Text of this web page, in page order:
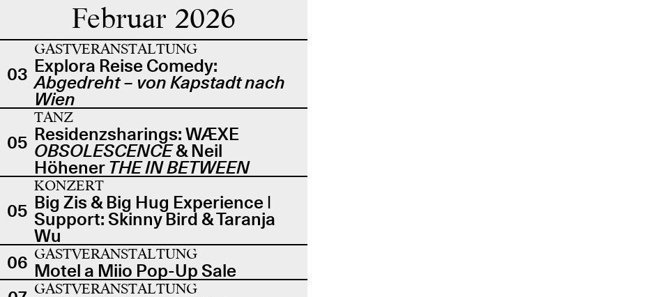
Februar 2026
03
GASTVERANSTALTUNG
Explora Reise Comedy:
Abgedreht – von Kapstadt nach
Wien
05
TANZ
Residenzsharings: WÆXE
OBSOLESCENCE& Neil
Höhener THE IN BETWEEN
05
KONZERT
Big Zis & Big Hug Experience |
Support: Skinny Bird & Taranja
Wu
06 GASTVERANSTALTUNG
Motel a Miio Pop-Up Sale
GASTVERANSTALTUNG